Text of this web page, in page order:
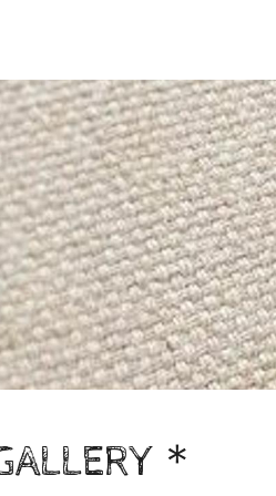
＊